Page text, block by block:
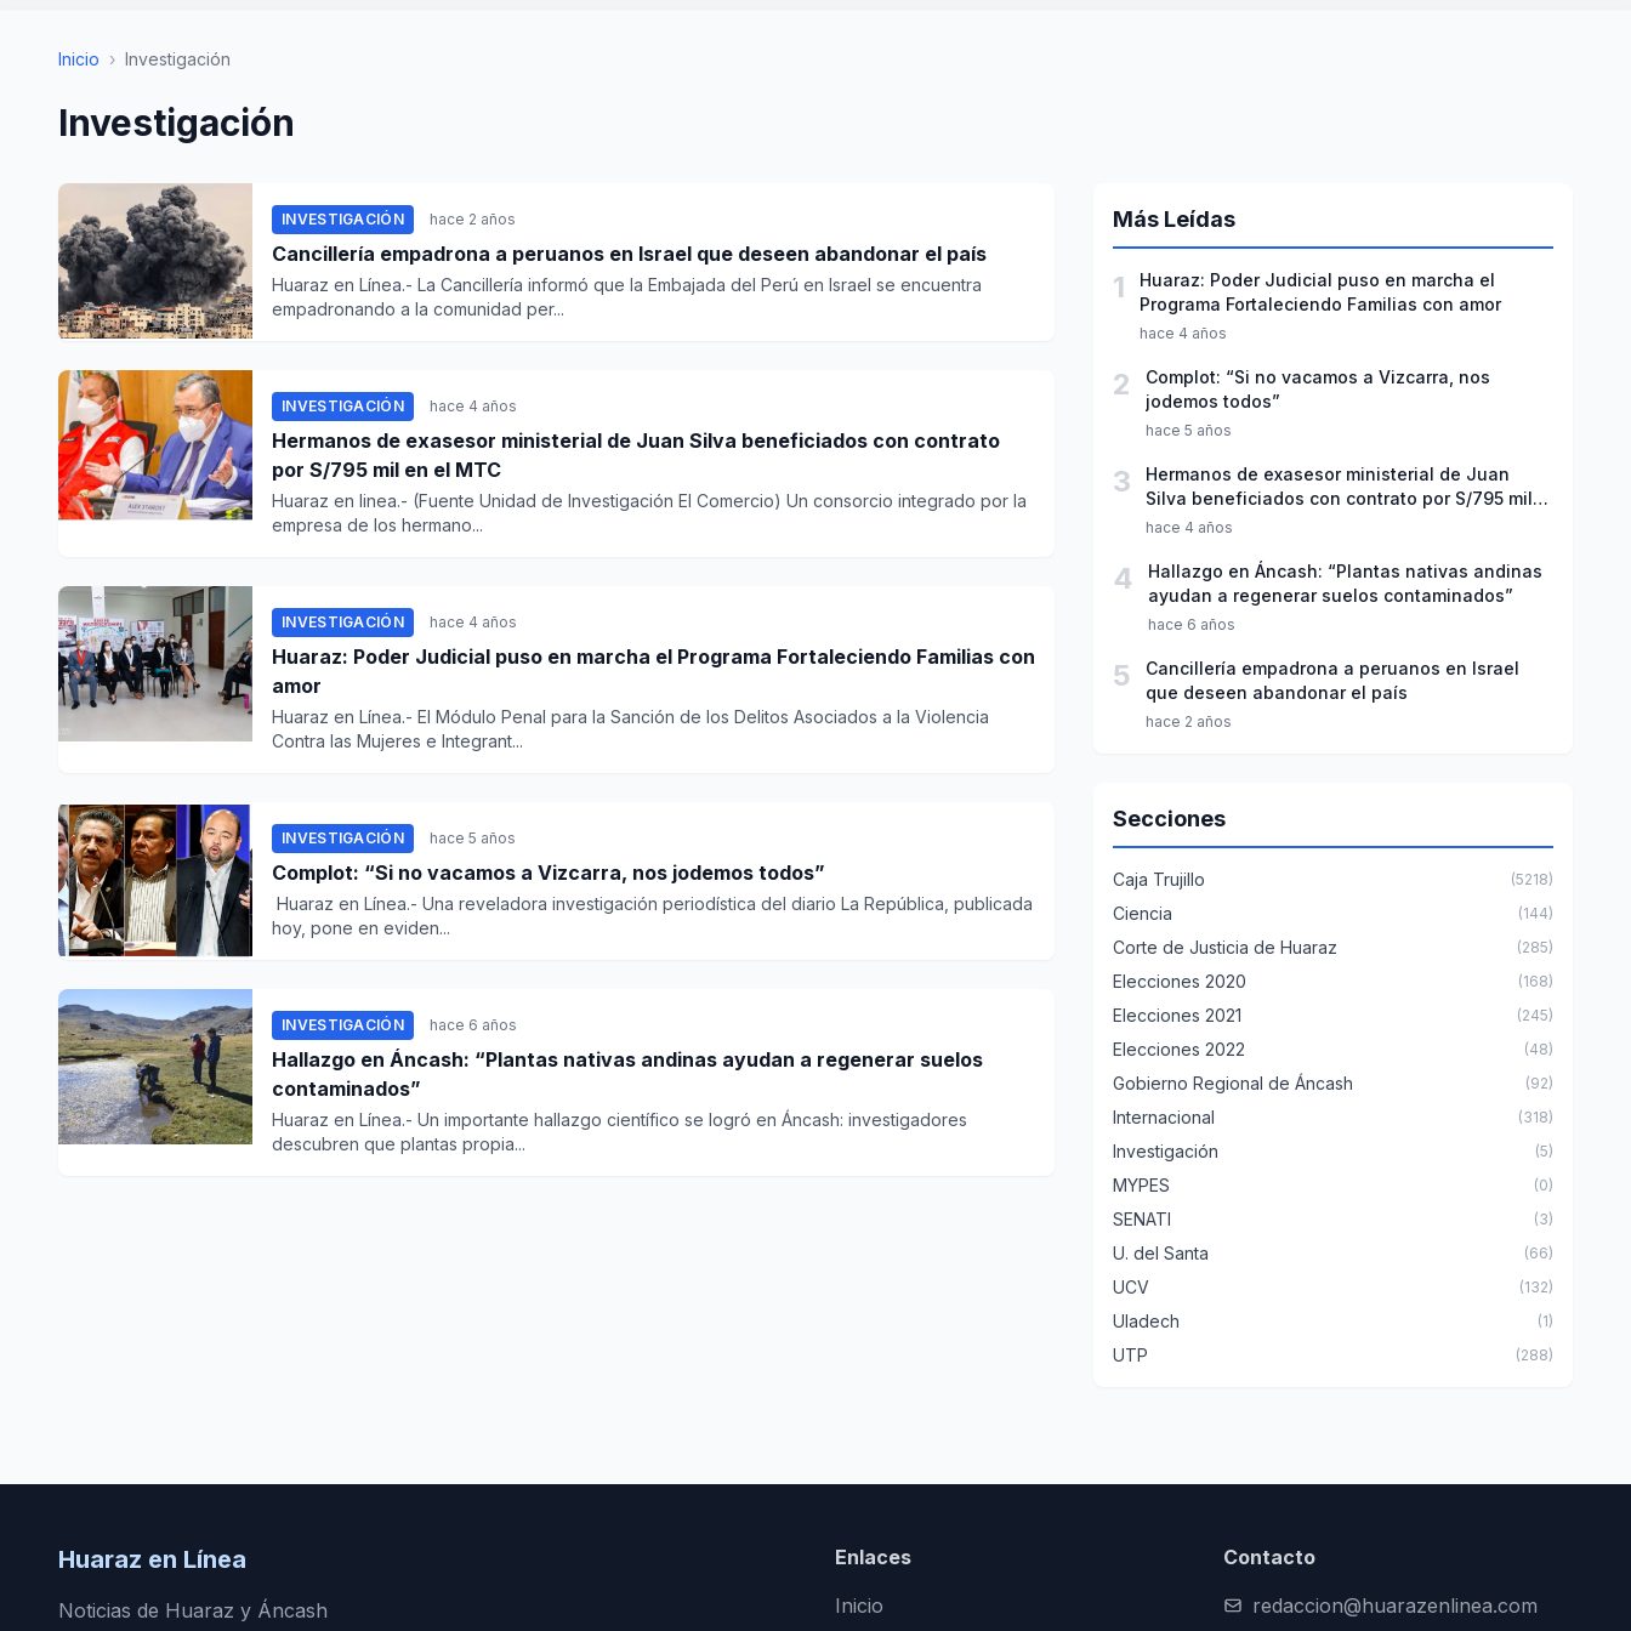
Inicio › Investigación
Investigación
INVESTIGACIÓN hace 2 años
Cancillería empadrona a peruanos en Israel que deseen abandonar el país
Huaraz en Línea.- La Cancillería informó que la Embajada del Perú en Israel se encuentra
empadronando a la comunidad per...
INVESTIGACIÓN hace 4 años
Hermanos de exasesor ministerial de Juan Silva beneficiados con contrato
por S/795 mil en el MTC
Huaraz en linea.- (Fuente Unidad de Investigación El Comercio) Un consorcio integrado por la
empresa de los hermano...
INVESTIGACIÓN hace 4 años
Huaraz: Poder Judicial puso en marcha el Programa Fortaleciendo Familias con
amor
Huaraz en Línea.- El Módulo Penal para la Sanción de los Delitos Asociados a la Violencia
Contra las Mujeres e Integrant...
INVESTIGACIÓN hace 5 años
Complot: “Si no vacamos a Vizcarra, nos jodemos todos”
Huaraz en Línea.- Una reveladora investigación periodística del diario La República, publicada
hoy, pone en eviden...
INVESTIGACIÓN hace 6 años
Hallazgo en Áncash: “Plantas nativas andinas ayudan a regenerar suelos
contaminados”
Huaraz en Línea.- Un importante hallazgo científico se logró en Áncash: investigadores
descubren que plantas propia...
Más Leídas
1
Huaraz: Poder Judicial puso en marcha el
Programa Fortaleciendo Familias con amor
hace 4 años
2
Complot: “Si no vacamos a Vizcarra, nos
jodemos todos”
hace 5 años
3
Hermanos de exasesor ministerial de Juan
Silva beneficiados con contrato por S/795 mil
en el MTC
hace 4 años
4
Hallazgo en Áncash: “Plantas nativas andinas
ayudan a regenerar suelos contaminados”
hace 6 años
5
Cancillería empadrona a peruanos en Israel
que deseen abandonar el país
hace 2 años
Secciones
Caja Trujillo (5218)
Ciencia (144)
Corte de Justicia de Huaraz (285)
Elecciones 2020 (168)
Elecciones 2021 (245)
Elecciones 2022 (48)
Gobierno Regional de Áncash (92)
Internacional (318)
Investigación (5)
MYPES (0)
SENATI (3)
U. del Santa (66)
UCV (132)
Uladech (1)
UTP (288)
Huaraz en Línea
Noticias de Huaraz y Áncash
Enlaces
Inicio
Contacto
redaccion@huarazenlinea.com